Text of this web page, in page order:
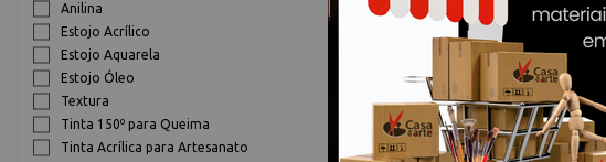
Anilina
Estojo Acrílico
Estojo Aquarela
Estojo Óleo
Textura
Tinta 150º para Queima
Tinta Acrílica para Artesanato
9% OFF